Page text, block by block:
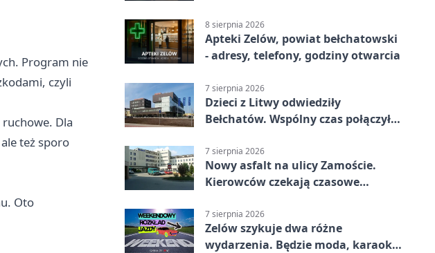
Program nie
czyli
Dla
też sporo
Oto
8 sierpnia 2026
Apteki Zelów, powiat bełchatowski
- adresy, telefony, godziny otwarcia
7 sierpnia 2026
Dzieci z Litwy odwiedziły
Bełchatów. Wspólny czas połączył
7 sierpnia 2026
Nowy asfalt na ulicy Zamoście.
Kierowców czekają czasowe
7 sierpnia 2026
Zelów szykuje dwa różne
wydarzenia. Będzie moda, karaoke